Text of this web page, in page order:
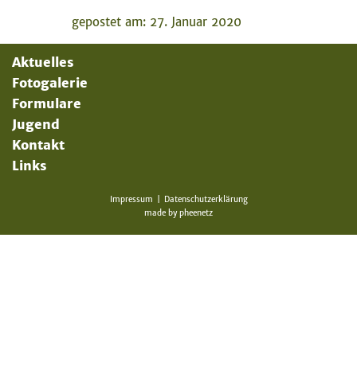
gepostet am: 27. Januar 2020
Aktuelles
Fotogalerie
Formulare
Jugend
Kontakt
Links
Impressum
Datenschutzerklärung
made bypheenetz